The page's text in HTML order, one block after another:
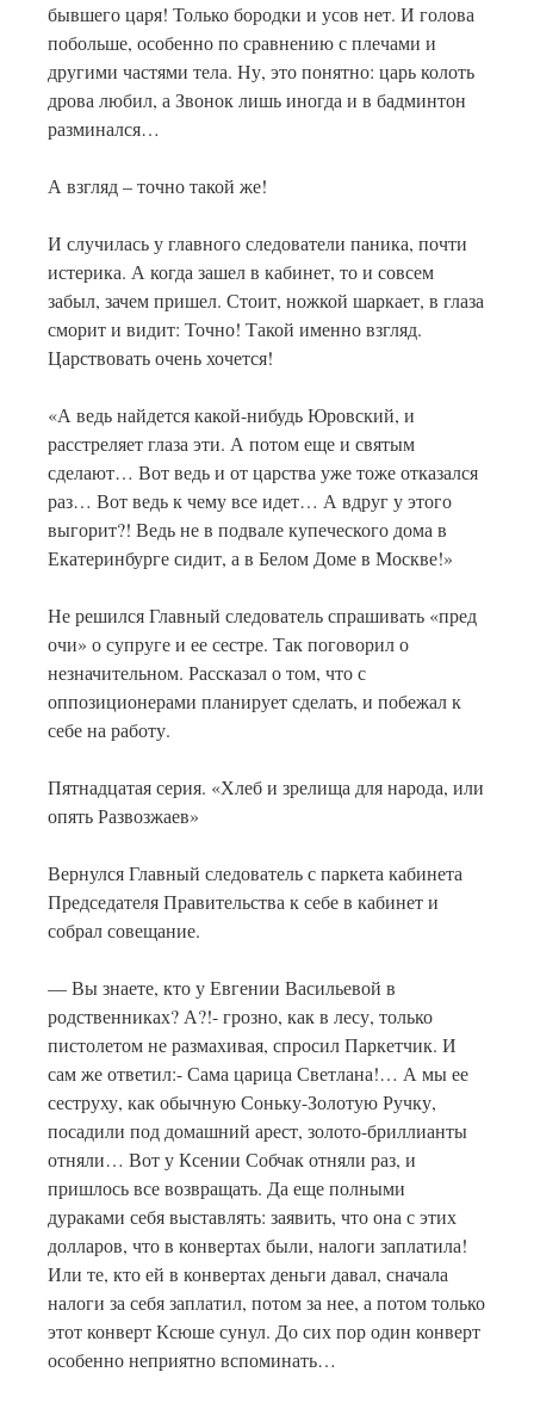
бывшего царя! Только бородки и усов нет. И голова
побольше, особенно по сравнению с плечами и
другими частями тела. Ну, это понятно: царь колоть
дрова любил, а Звонок лишь иногда и в бадминтон
разминался…
А взгляд – точно такой же!
И случилась у главного следователи паника, почти
истерика. А когда зашел в кабинет, то и совсем
забыл, зачем пришел. Стоит, ножкой шаркает, в глаза
сморит и видит: Точно! Такой именно взгляд.
Царствовать очень хочется!
«А ведь найдется какой-нибудь Юровский, и
расстреляет глаза эти. А потом еще и святым
сделают… Вот ведь и от царства уже тоже отказался
раз… Вот ведь к чему все идет… А вдруг у этого
выгорит?! Ведь не в подвале купеческого дома в
Екатеринбурге сидит, а в Белом Доме в Москве!»
Не решился Главный следователь спрашивать «пред
очи» о супруге и ее сестре. Так поговорил о
незначительном. Рассказал о том, что с
оппозиционерами планирует сделать, и побежал к
себе на работу.
Пятнадцатая серия. «Хлеб и зрелища для народа, или
опять Развозжаев»
Вернулся Главный следователь с паркета кабинета
Председателя Правительства к себе в кабинет и
собрал совещание.
— Вы знаете, кто у Евгении Васильевой в
родственниках? А?!- грозно, как в лесу, только
пистолетом не размахивая, спросил Паркетчик. И
сам же ответил:- Сама царица Светлана!… А мы ее
сеструху, как обычную Соньку-Золотую Ручку,
посадили под домашний арест, золото-бриллианты
отняли… Вот у Ксении Собчак отняли раз, и
пришлось все возвращать. Да еще полными
дураками себя выставлять: заявить, что она с этих
долларов, что в конвертах были, налоги заплатила!
Или те, кто ей в конвертах деньги давал, сначала
налоги за себя заплатил, потом за нее, а потом только
этот конверт Ксюше сунул. До сих пор один конверт
особенно неприятно вспоминать…